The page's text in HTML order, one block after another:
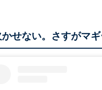
かせない。さすがマ